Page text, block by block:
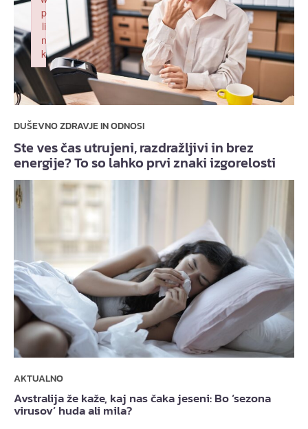
DUŠEVNO ZDRAVJE IN ODNOSI
Ste ves čas utrujeni, razdražljivi in brez
energije? To so lahko prvi znaki izgorelosti
AKTUALNO
Avstralija že kaže, kaj nas čaka jeseni: Bo ‘sezona
virusov’ huda ali mila?
p
li
n
k
Failed to initialize plugin: wplink